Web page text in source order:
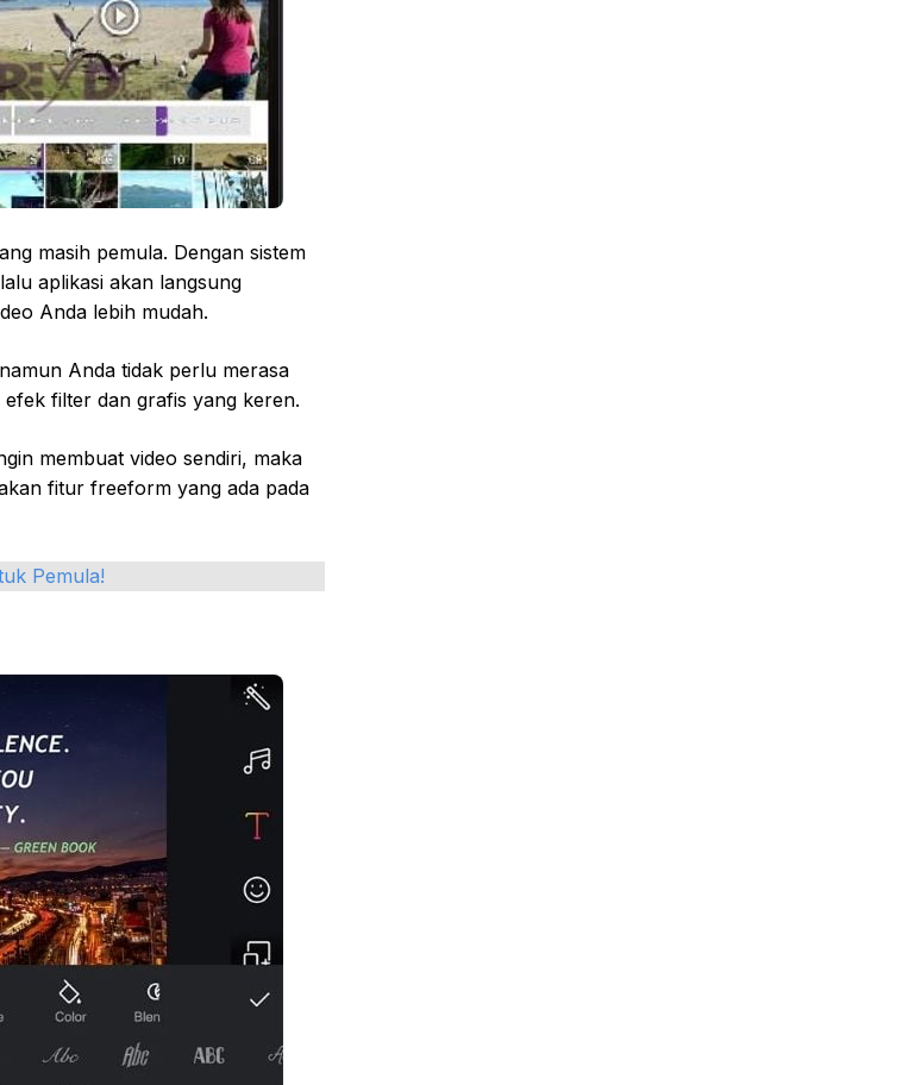
masih pemula. Dengan sistem
aplikasi akan langsung
Anda lebih mudah.
Anda tidak perlu merasa
filter dan grafis yang keren.
membuat video sendiri, maka
fitur freeform yang ada pada
Pemula!